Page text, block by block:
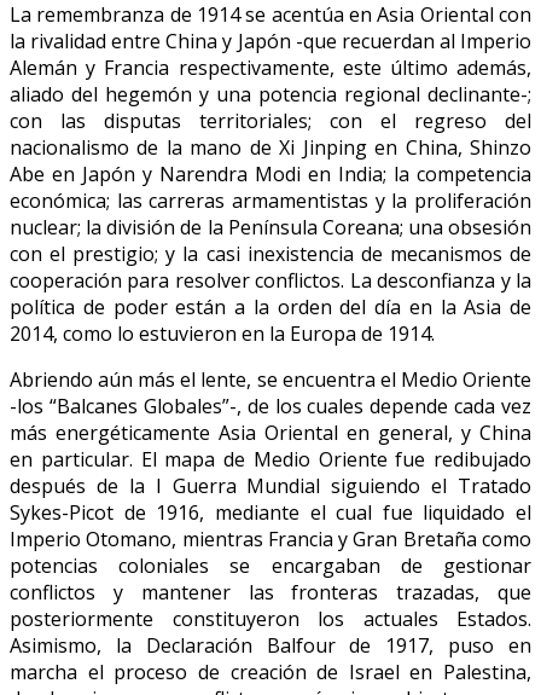
La remembranza de 1914 se acentúa en Asia Oriental con
la rivalidad entre China y Japón -que recuerdan al Imperio
Alemán y Francia respectivamente, este último además,
aliado del hegemón y una potencia regional declinante-;
con las disputas territoriales; con el regreso del
nacionalismo de la mano de Xi Jinping en China, Shinzo
Abe en Japón y Narendra Modi en India; la competencia
económica; las carreras armamentistas y la proliferación
nuclear; la división de la Península Coreana; una obsesión
con el prestigio; y la casi inexistencia de mecanismos de
cooperación para resolver conflictos. La desconfianza y la
política de poder están a la orden del día en la Asia de
2014, como lo estuvieron en la Europa de 1914.
Abriendo aún más el lente, se encuentra el Medio Oriente
-los “Balcanes Globales”-, de los cuales depende cada vez
más energéticamente Asia Oriental en general, y China
en particular. El mapa de Medio Oriente fue redibujado
después de la I Guerra Mundial siguiendo el Tratado
Sykes-Picot de 1916, mediante el cual fue liquidado el
Imperio Otomano, mientras Francia y Gran Bretaña como
potencias coloniales se encargaban de gestionar
conflictos y mantener las fronteras trazadas, que
posteriormente constituyeron los actuales Estados.
Asimismo, la Declaración Balfour de 1917, puso en
marcha el proceso de creación de Israel en Palestina,